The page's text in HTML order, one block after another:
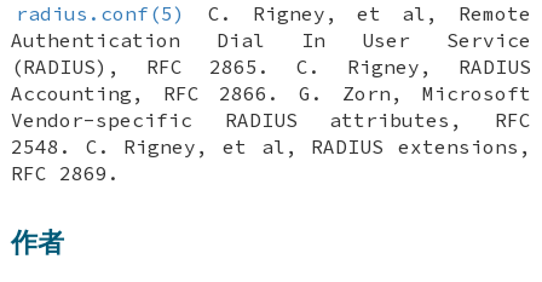
radius.conf(5) C. Rigney, et al , Remote
Authentication Dial In User Service
(RADIUS) , RFC 2865 . C. Rigney , RADIUS
Accounting , RFC 2866 . G. Zorn , Microsoft
Vendor-specific RADIUS attributes , RFC
2548 . C. Rigney, et al , RADIUS extensions ,
RFC 2869 .
作者